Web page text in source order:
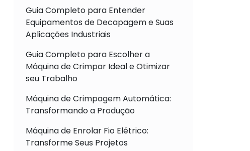
Guia Completo para Entender
Equipamentos de Decapagem e Suas
Aplicações Industriais
Guia Completo para Escolher a
Máquina de Crimpar Ideal e Otimizar
seu Trabalho
Máquina de Crimpagem Automática:
Transformando a Produção
Máquina de Enrolar Fio Elétrico:
Transforme Seus Projetos